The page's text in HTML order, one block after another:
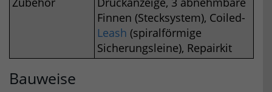
Finnen (Stecksystem), Coiled-
Leash (spiralförmige
Sicherungsleine), Repairkit
Bauweise